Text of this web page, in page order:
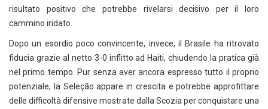
risultato positivo che potrebbe rivelarsi decisivo per il loro
cammino iridato.
Dopo un esordio poco convincente, invece, il Brasile ha ritrovato
fiducia grazie al netto 3-0 inflitto ad Haiti, chiudendo la pratica già
nel primo tempo. Pur senza aver ancora espresso tutto il proprio
potenziale, la Seleção appare in crescita e potrebbe approfittare
delle difficoltà difensive mostrate dalla Scozia per conquistare una